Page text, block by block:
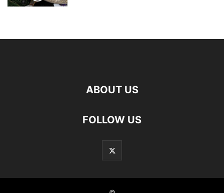
ABOUT US
FOLLOW US